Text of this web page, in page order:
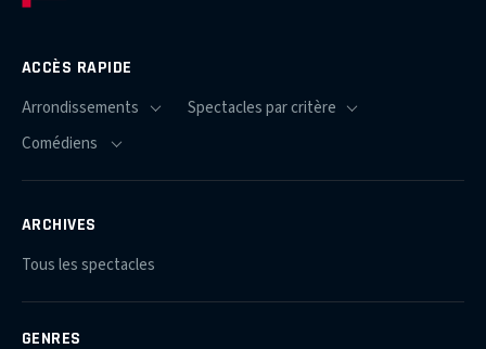
ACCÈS RAPIDE
ARCHIVES
Tous les spectacles
GENRES